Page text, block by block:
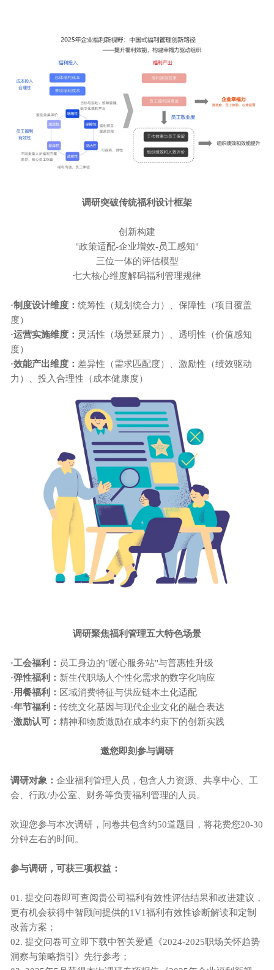
调研突破传统福利设计框架
创新构建
"政策适配-企业增效-员工感知"
三位一体的评估模型
七大核心维度解码福利管理规律
·制度设计维度： 统筹性（规划统合力）、保障性（项目覆盖
度）
·运营实施维度： 灵活性（场景延展力）、透明性（价值感知
度）
·效能产出维度： 差异性（需求匹配度）、激励性（绩效驱动
力）、投入合理性（成本健康度）
调研聚焦福利管理五大特色场景
·工会福利： 员工身边的"暖心服务站"与普惠性升级
·弹性福利： 新生代职场人个性化需求的数字化响应
·用餐福利： 区域消费特征与供应链本土化适配
·年节福利： 传统文化基因与现代企业文化的融合表达
·激励认可： 精神和物质激励在成本约束下的创新实践
邀您即刻参与调研
调研对象： 企业福利管理人员，包含人力资源、共享中心、工
会、行政/办公室、财务等负责福利管理的人员。
欢迎您参与本次调研，问卷共包含约50道题目，将花费您20-30
分钟左右的时间。
参与调研，可获三项权益：
01. 提交问卷即可查阅贵公司福利有效性评估结果和改进建议，
更有机会获得中智顾问提供的1V1福利有效性诊断解读和定制
改善方案；
02. 提交问卷可立即下载中智关爱通《2024-2025职场关怀趋势
洞察与策略指引》先行参考；